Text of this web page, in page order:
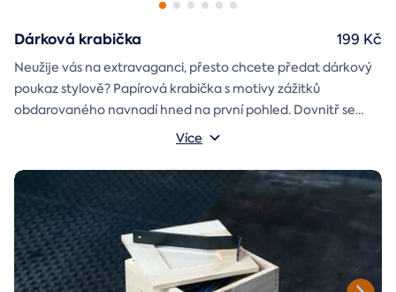
Dárková krabička
Neužije vás na extravaganci, přesto chcete předat dárkový
poukaz stylově? Papírová krabička s motivy zážitků
obdarovaného navnadí hned na první pohled. Dovnitř se
vejde i věnování a případně další drobnost pro radost.
Rozměry krabičky: 17x12x3 cmVíce
199 Kč